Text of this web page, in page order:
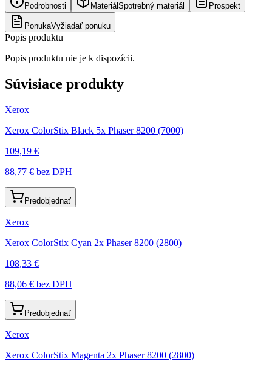
Podrobnosti Materiál Spotrebný materiál Prospekt
PonukaVyžiadať ponuku
Popis produktu
Popis produktu nie je k dispozícii.
Súvisiace produkty
Xerox
Xerox ColorStix Black 5x Phaser 8200 (7000)
109,19 €
88,77 € bez DPH
Predobjednať
Xerox
Xerox ColorStix Cyan 2x Phaser 8200 (2800)
108,33 €
88,06 € bez DPH
Predobjednať
Xerox
Xerox ColorStix Magenta 2x Phaser 8200 (2800)